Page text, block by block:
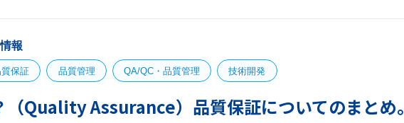
報
保証 品質管理 QA/QC・品質管理 技術開発
（Quality Assurance）品質保証についてのまとめ。